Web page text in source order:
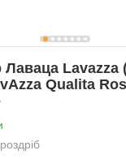
Лаваца Lavazza
Qualita